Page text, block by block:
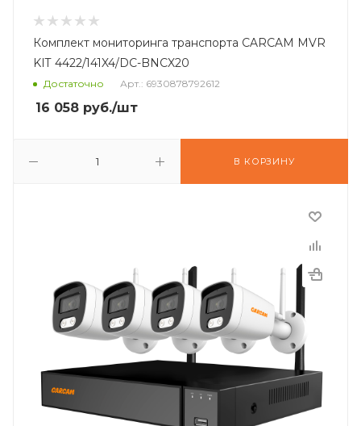
Комплект мониторинга транспорта CARCAM MVR
KIT 4422/141X4/DC-BNCX20
Достаточно Арт.: 6930878792612
16 058 руб./шт
В КОРЗИНУ